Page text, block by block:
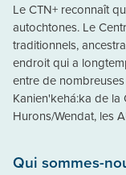
Le CTN+ reconnaît
autochtones. Le
traditionnels,
endroit qui a
entre de
Kanien'kehá:ka de
Hurons/Wendat, les
Qui sommes-